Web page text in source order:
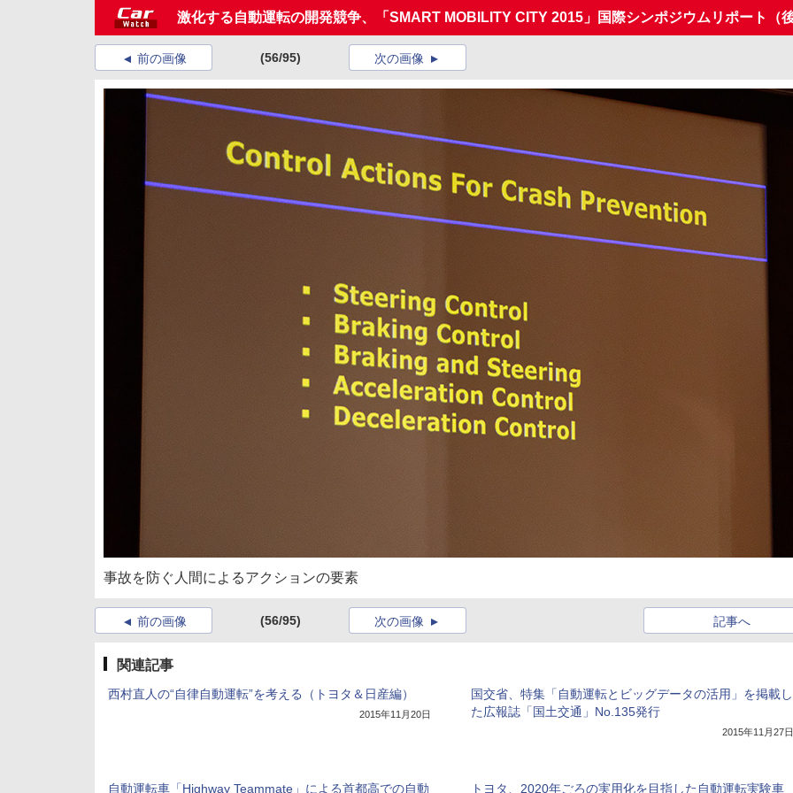
激化する自動運転の開発競争、「SMART MOBILITY CITY 2015」国際シンポジウムリポート（
前の画像 (56/95) 次の画像
事故を防ぐ人間によるアクションの要素
前の画像 (56/95) 記事へ
次の画像
関連記事
西村直人の“自律自動運転”を考える（トヨタ＆日産編）
2015年11月20日
国交省、特集「自動運転とビッグデータの活用」を掲載し
た広報誌「国土交通」No.135発行
2015年11月27日
自動運転車「Highway Teammate」による首都高での自動 トヨタ、2020年ごろの実用化を目指した自動運転実験車